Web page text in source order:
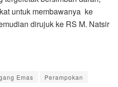
untuk membawanya ke
dirujuk ke RS M. Natsir
Emas
Perampokan